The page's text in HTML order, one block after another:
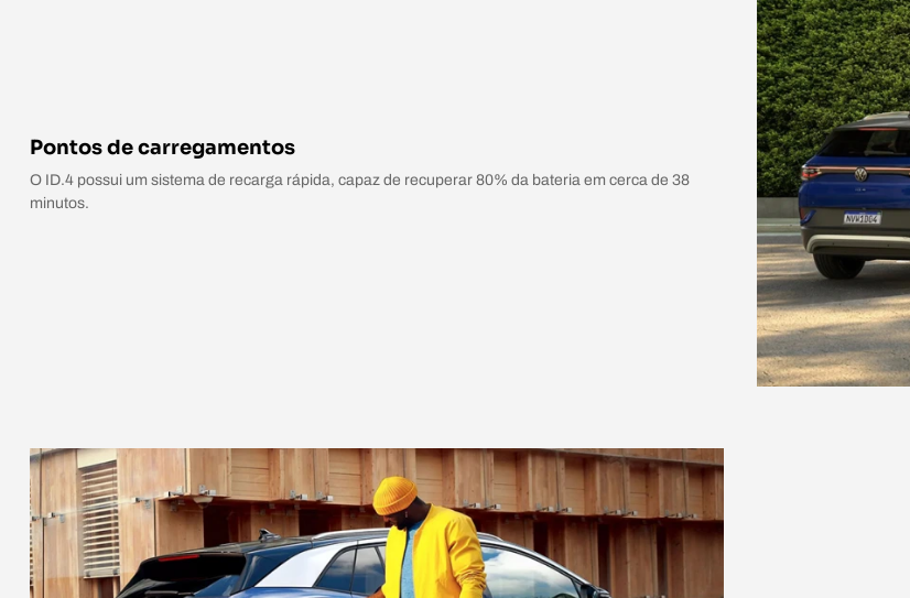
Pontos de carregamentos
O ID.4 possui um sistema de recarga rápida, capaz de recuperar 80% da bateria em cerca de 38
minutos.